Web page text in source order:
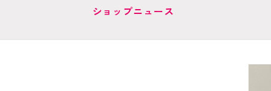
ショップニュース